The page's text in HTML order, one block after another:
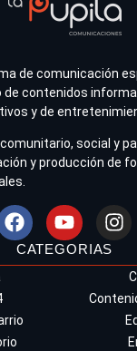
de comunicación
de contenidos
y de
social y
y producción de
CATEGORIAS